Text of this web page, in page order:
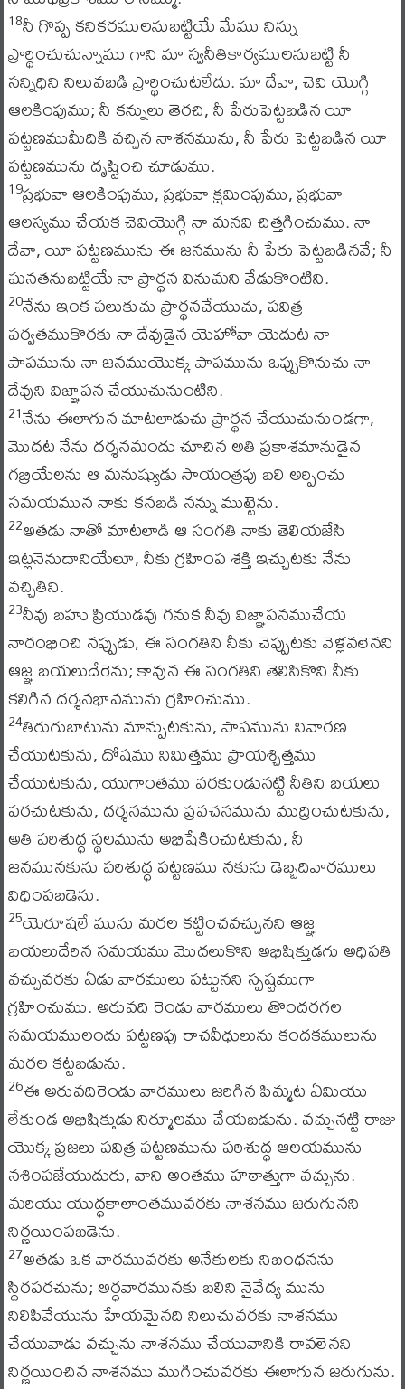
18నీ గొప్ప కనికరములనుబట్టియే మేము నిన్ను
ప్రార్థించుచున్నాము గాని మా స్వనీతికార్యములనుబట్టి నీ
సన్నిధిని నిలువబడి ప్రార్థించుటలేదు. మా దేవా, చెవి యొగ్గి
ఆలకింపుము; నీ కన్నులు తెరచి, నీ పేరుపెట్టబడిన యీ
పట్టణముమీదికి వచ్చిన నాశనమును, నీ పేరు పెట్టబడిన యీ
పట్టణమును దృష్టించి చూడుము.
19ప్రభువా ఆలకింపుము, ప్రభువా క్షమింపుము, ప్రభువా
ఆలస్యము చేయక చెవియొగ్గి నా మనవి చిత్తగించుము. నా
దేవా, యీ పట్టణమును ఈ జనమును నీ పేరు పెట్టబడినవే; నీ
ఘనతనుబట్టియే నా ప్రార్థన వినుమని వేడుకొంటిని.
20నేను ఇంక పలుకుచు ప్రార్థనచేయుచు, పవిత్ర
పర్వతముకొరకు నా దేవుడైన యెహోవా యెదుట నా
పాపమును నా జనముయొక్క పాపమును ఒప్పుకొనుచు నా
దేవుని విజ్ఞాపన చేయుచునుంటిని.
21నేను ఈలాగున మాటలాడుచు ప్రార్థన చేయుచునుండగా,
మొదట నేను దర్శనమందు చూచిన అతి ప్రకాశమానుడైన
గబ్రియేలను ఆ మనుష్యుడు సాయంత్రపు బలి అర్పించు
సమయమున నాకు కనబడి నన్ను ముట్టెను.
22అతడు నాతో మాటలాడి ఆ సంగతి నాకు తెలియజేసి
ఇట్లనెనుదానియేలూ, నీకు గ్రహింప శక్తి ఇచ్చుటకు నేను
వచ్చితిని.
23నీవు బహు ప్రియుడవు గనుక నీవు విజ్ఞాపనముచేయ
నారంభించి నప్పుడు, ఈ సంగతిని నీకు చెప్పుటకు వెళ్లవలెనని
ఆజ్ఞ బయలుదేరెను; కావున ఈ సంగతిని తెలిసికొని నీకు
కలిగిన దర్శనభావమును గ్రహించుము.
24తిరుగుబాటును మాన్పుటకును, పాపమును నివారణ
చేయుటకును, దోషము నిమిత్తము ప్రాయశ్చిత్తము
చేయుటకును, యుగాంతము వరకుండునట్టి నీతిని బయలు
పరచుటకును, దర్శనమును ప్రవచనమును ముద్రించుటకును,
అతి పరిశుద్ధ స్థలమును అభిషేకించుటకును, నీ
జనమునకును పరిశుద్ధ పట్టణము నకును డెబ్బదివారములు
విధింపబడెను.
25యెరూషలే మును మరల కట్టించవచ్చునని ఆజ్ఞ
బయలుదేరిన సమయము మొదలుకొని అభిషిక్తుడగు అధిపతి
వచ్చువరకు ఏడు వారములు పట్టునని స్పష్టముగా
గ్రహించుము. అరువది రెండు వారములు తొందరగల
సమయములందు పట్టణపు రాచవీధులును కందకములును
మరల కట్టబడును.
26ఈ అరువదిరెండు వారములు జరిగిన పిమ్మట ఏమియు
లేకుండ అభిషిక్తుడు నిర్మూలము చేయబడును. వచ్చునట్టి రాజు
యొక్క ప్రజలు పవిత్ర పట్టణమును పరిశుద్ధ ఆలయమును
నశింపజేయుదురు, వాని అంతము హఠాత్తుగా వచ్చును.
మరియు యుద్ధకాలాంతమువరకు నాశనము జరుగునని
నిర్ణయింపబడెను.
27అతడు ఒక వారమువరకు అనేకులకు నిబంధనను
స్థిరపరచును; అర్ధవారమునకు బలిని నైవేద్య మును
నిలిపివేయును హేయమైనది నిలుచువరకు నాశనము
చేయువాడు వచ్చును నాశనము చేయువానికి రావలెనని
నిర్ణయించిన నాశనము ముగించువరకు ఈలాగున జరుగును.